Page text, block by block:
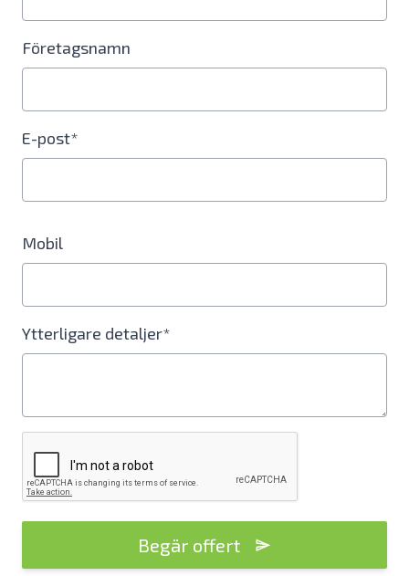
Företagsnamn
E-post*
Mobil
Ytterligare detaljer*
Begär offert